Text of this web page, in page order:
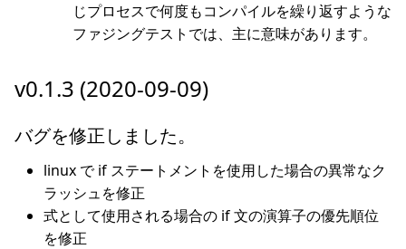
じプロセスで何度もコンパイルを繰り返すような
ファジングテストでは、主に意味があります。
v0.1.3 (2020-09-09)
バグを修正しました。
linux で if ステートメントを使用した場合の異常なク
ラッシュを修正
式として使用される場合の if 文の演算子の優先順位
を修正